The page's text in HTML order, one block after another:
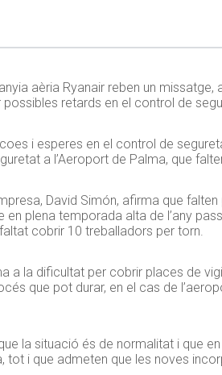
aèria Ryanair reben un
retards en el control de
i esperes en el control de
a l’Aeroport de Palma, que
David Simón, afirma que
plena temporada alta de l’any
cobrir 10 treballadors per torn.
a la dificultat per cobrir places de
que pot durar, en el cas de
la situació és de normalitat i que
tot i que admeten que les noves